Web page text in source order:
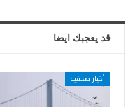
قد يعجبك ايضا
أخبار صحفية